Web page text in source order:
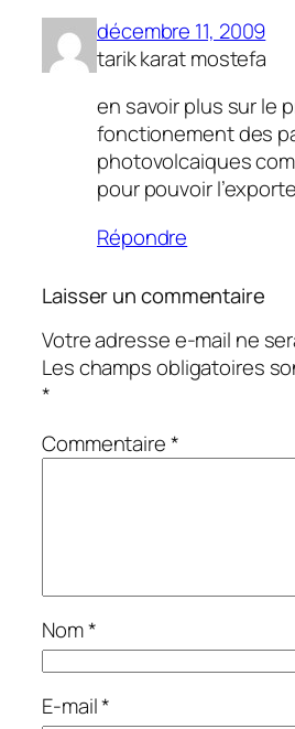
décembre 11, 2009
tarik karat mostefa
en savoir plus sur le
fonctionement des
photovolcaiques
pour pouvoir
Répondre
Laisser un commentaire
Votre adresse e-mail ne
Les champs obligatoires
*
Commentaire*
Nom*
E-mail*